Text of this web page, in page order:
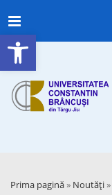
Deschide bara de unelte
Menu
Prima pagină» Noutăți»